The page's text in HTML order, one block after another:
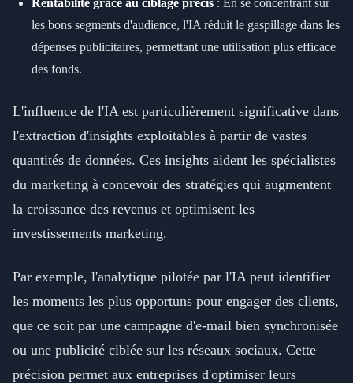
Rentabilité grâce au ciblage précis : En se concentrant sur
les bons segments d'audience, l'IA réduit le gaspillage dans les
dépenses publicitaires, permettant une utilisation plus efficace
des fonds.
L'influence de l'IA est particulièrement significative dans
l'extraction d'insights exploitables à partir de vastes
quantités de données. Ces insights aident les spécialistes
du marketing à concevoir des stratégies qui augmentent
la croissance des revenus et optimisent les
investissements marketing.
Par exemple, l'analytique pilotée par l'IA peut identifier
les moments les plus opportuns pour engager des clients,
que ce soit par une campagne d'e-mail bien synchronisée
ou une publicité ciblée sur les réseaux sociaux. Cette
précision permet aux entreprises d'optimiser leurs